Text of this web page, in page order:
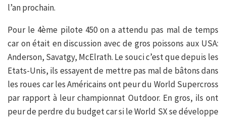
l’an prochain.
Pour le 4ème pilote 450 on a attendu pas mal de temps
car on était en discussion avec de gros poissons aux USA:
Anderson, Savatgy, McElrath. Le souci c’est que depuis les
Etats-Unis, ils essayent de mettre pas mal de bâtons dans
les roues car les Américains ont peur du World Supercross
par rapport à leur championnat Outdoor. En gros, ils ont
peur de perdre du budget car si le World SX se développe